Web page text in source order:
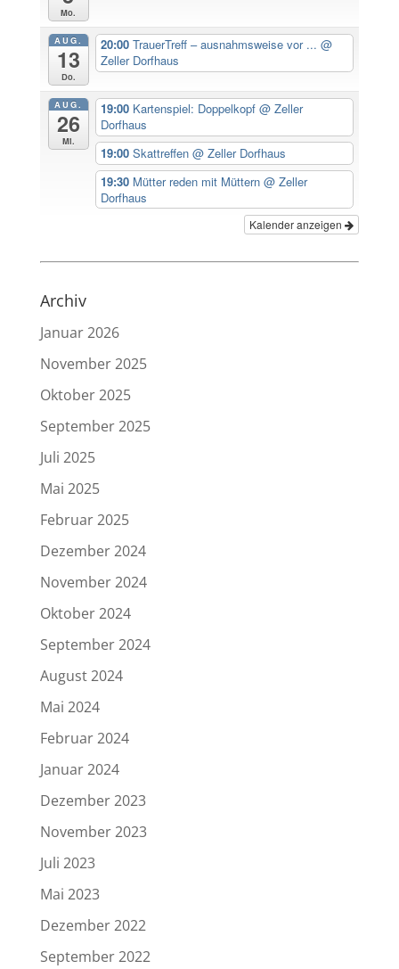
Mo.
AUG.
13
Do.
20:00TrauerTreff – ausnahmsweise vor ...@
Zeller Dorfhaus
AUG.
26
Mi.
19:00 Kartenspiel: Doppelkopf@ Zeller
Dorfhaus
19:00Skattreffen@ Zeller Dorfhaus
19:30 Mütter reden mit Müttern@ Zeller
Dorfhaus
Kalender anzeigen
Archiv
Januar 2026
November 2025
Oktober 2025
September 2025
Juli 2025
Mai 2025
Februar 2025
Dezember 2024
November 2024
Oktober 2024
September 2024
August 2024
Mai 2024
Februar 2024
Januar 2024
Dezember 2023
November 2023
Juli 2023
Mai 2023
Dezember 2022
September 2022